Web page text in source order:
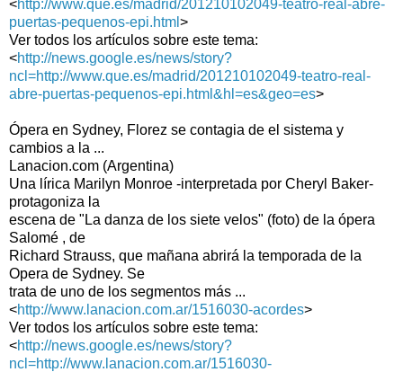
<http://www.que.es/madrid/201210102049-teatro-real-abre-
puertas-pequenos-epi.html >
Ver todos los artículos sobre este tema:
<http://news.google.es/news/story?
ncl=http://www.que.es/madrid/201210102049-teatro-real-
abre-puertas-pequenos-epi.html&hl=es&geo=es>
Ópera en Sydney, Florez se contagia de el sistema y
cambios a la ...
Lanacion.com (Argentina)
Una lírica Marilyn Monroe -interpretada por Cheryl Baker-
protagoniza la
escena de "La danza de los siete velos" (foto) de la ópera
Salomé , de
Richard Strauss, que mañana abrirá la temporada de la
Opera de Sydney. Se
trata de uno de los segmentos más ...
<http://www.lanacion.com.ar/1516030-acordes>
Ver todos los artículos sobre este tema:
<http://news.google.es/news/story?
ncl=http://www.lanacion.com.ar/1516030-